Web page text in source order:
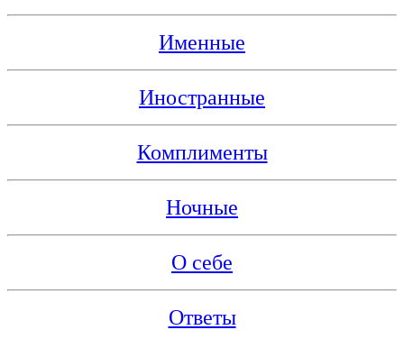
Именные
Иностранные
Комплименты
Ночные
О себе
Ответы